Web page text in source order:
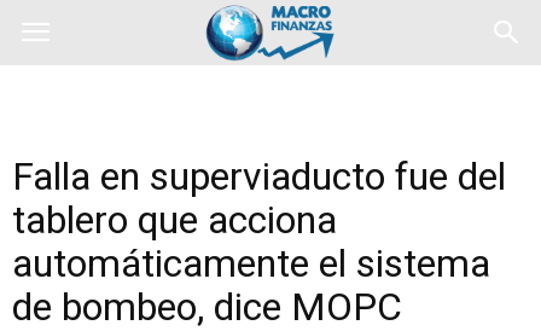
Falla en superviaducto fue del
tablero que acciona
automáticamente el sistema
de bombeo, dice MOPC